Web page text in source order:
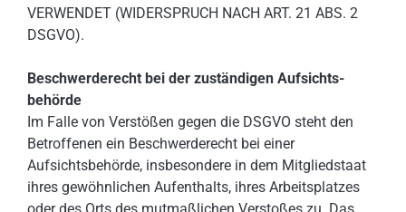
VERWENDET (WIDERSPRUCH NACH ART. 21 ABS. 2
DSGVO).
Beschwerde­recht bei der zuständigen Aufsichts­
behörde
Im Falle von Verstößen gegen die DSGVO steht den
Betroffenen ein Beschwerderecht bei einer
Aufsichtsbehörde, insbesondere in dem Mitgliedstaat
ihres gewöhnlichen Aufenthalts, ihres Arbeitsplatzes
oder des Orts des mutmaßlichen Verstoßes zu. Das